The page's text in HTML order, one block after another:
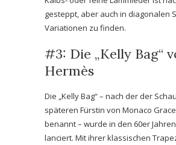
gesteppt, aber auch in diagonalen
Variationen zu finden.
#3: Die „Kelly Bag“
Hermès
Die „Kelly Bag“ – nach der der
späteren Fürstin von Monaco
benannt – wurde in den 60er
lanciert. Mit ihrer klassischen